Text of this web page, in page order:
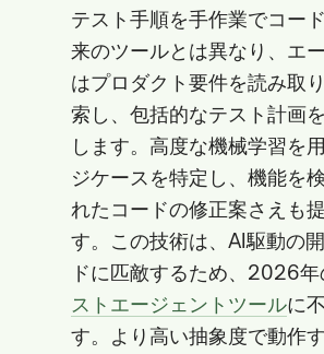
テスト手順を手作業でコー
来のツールとは異なり、エ
はプロダクト要件を読み取
索し、包括的なテスト計画
します。高度な機械学習を
ジケースを特定し、機能を
れたコードの修正案さえも
す。この技術は、AI駆動の
ドに匹敵するため、2026年
ストエージェントツールに
す。より高い抽象度で動作